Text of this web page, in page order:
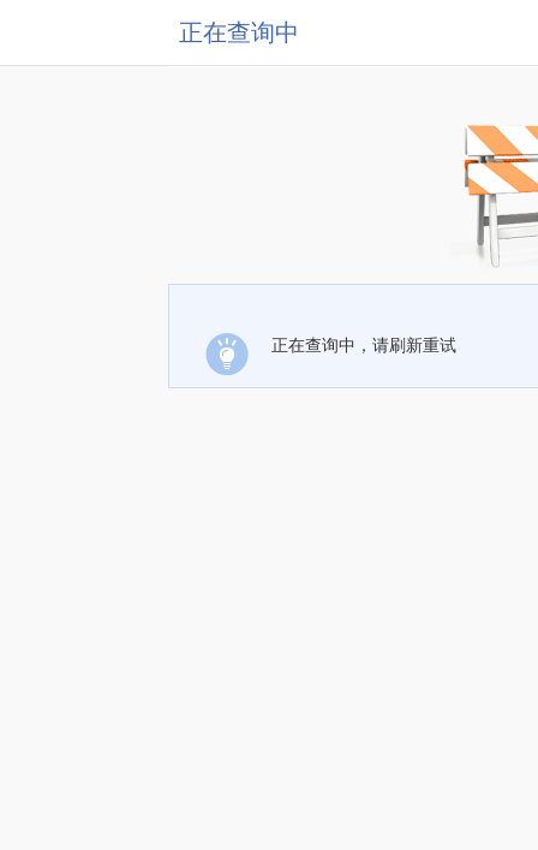
正在查询中
正在查询中，请刷新重试